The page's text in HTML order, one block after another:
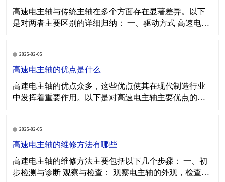
轴、
高速电主轴与传统主轴在多个方面存在显著差异。以下
是对两者主要区别的详细归纳： 一、驱动方式 高速电主
成直接传动系统，实现了零传动链。 传统主轴： 通常通
过传动带、齿轮等中间环节进行传动
2025-02-05
高速电主轴的优点是什么
高速电主轴的优点众多，这些优点使其在现代制造行业
中发挥着重要作用。以下是对高速电主轴主要优点的归
削，大幅提高加工效率。 高精度： 高速电主轴的转速高
且稳定，使得刀具的运动更加平稳，加工
2025-02-05
高速电主轴的维修方法有哪些
高速电主轴的维修方法主要包括以下几个步骤： 一、初
步检测与诊断 观察与检查： 观察电主轴的外观，检查是